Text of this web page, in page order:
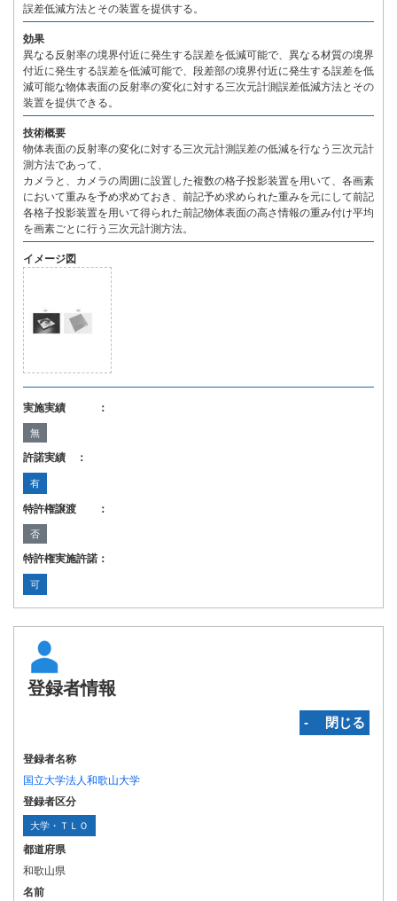
誤差低減方法とその装置を提供する。
効果
異なる反射率の境界付近に発生する誤差を低減可能で、異なる材質の境界
付近に発生する誤差を低減可能で、段差部の境界付近に発生する誤差を低
減可能な物体表面の反射率の変化に対する三次元計測誤差低減方法とその
装置を提供できる。
技術概要
物体表面の反射率の変化に対する三次元計測誤差の低減を行なう三次元計
測方法であって、
カメラと、カメラの周囲に設置した複数の格子投影装置を用いて、各画素
において重みを予め求めておき、前記予め求められた重みを元にして前記
各格子投影装置を用いて得られた前記物体表面の高さ情報の重み付け平均
を画素ごとに行う三次元計測方法。
イメージ図
実施実績 ：
無
許諾実績 ：
有
特許権譲渡 ：
否
特許権実施許諾：
可
登録者情報
‐ 閉じる
登録者名称
国立大学法人和歌山大学
登録者区分
大学・ＴＬＯ
都道府県
和歌山県
名前